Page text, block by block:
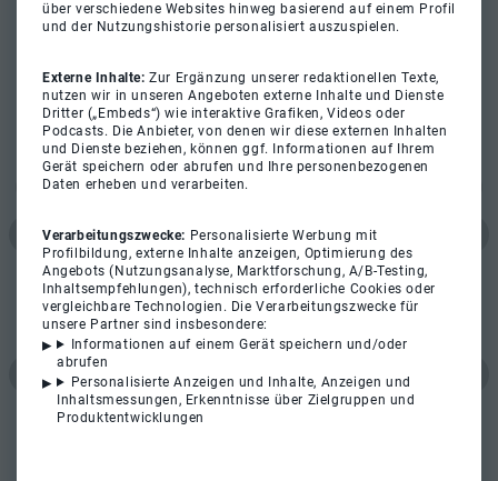
über verschiedene Websites hinweg basierend auf einem Profil
und der Nutzungshistorie personalisiert auszuspielen.
Externe Inhalte:Zur Ergänzung unserer redaktionellen Texte,
nutzen wir in unseren Angeboten externe Inhalte und Dienste
Dritter („Embeds“) wie interaktive Grafiken, Videos oder
Podcasts. Die Anbieter, von denen wir diese externen Inhalten
und Dienste beziehen, können ggf. Informationen auf Ihrem
Gerät speichern oder abrufen und Ihre personenbezogenen
Daten erheben und verarbeiten.
Verarbeitungszwecke: Personalisierte Werbung mit
Profilbildung, externe Inhalte anzeigen, Optimierung des
Angebots (Nutzungsanalyse, Marktforschung, A/B-Testing,
Inhaltsempfehlungen), technisch erforderliche Cookies oder
vergleichbare Technologien. Die Verarbeitungszwecke für
unsere Partner sind insbesondere:
Informationen auf einem Gerät speichern und/oder
abrufen
Personalisierte Anzeigen und Inhalte, Anzeigen und
Inhaltsmessungen, Erkenntnisse über Zielgruppen und
Produktentwicklungen